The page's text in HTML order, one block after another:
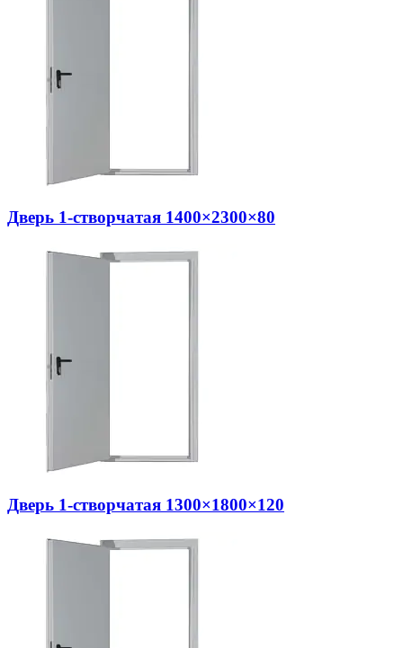
Дверь 1-створчатая 1400×2300×80
Дверь 1-створчатая 1300×1800×120